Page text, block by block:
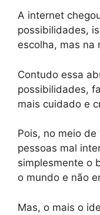
A internet
possibilidades,
escolha, mas na
Contudo essa
possibilidades,
mais cuidado e
Pois, no meio
pessoas mal
simplesmente o
o mundo e não
Mas, o mais o